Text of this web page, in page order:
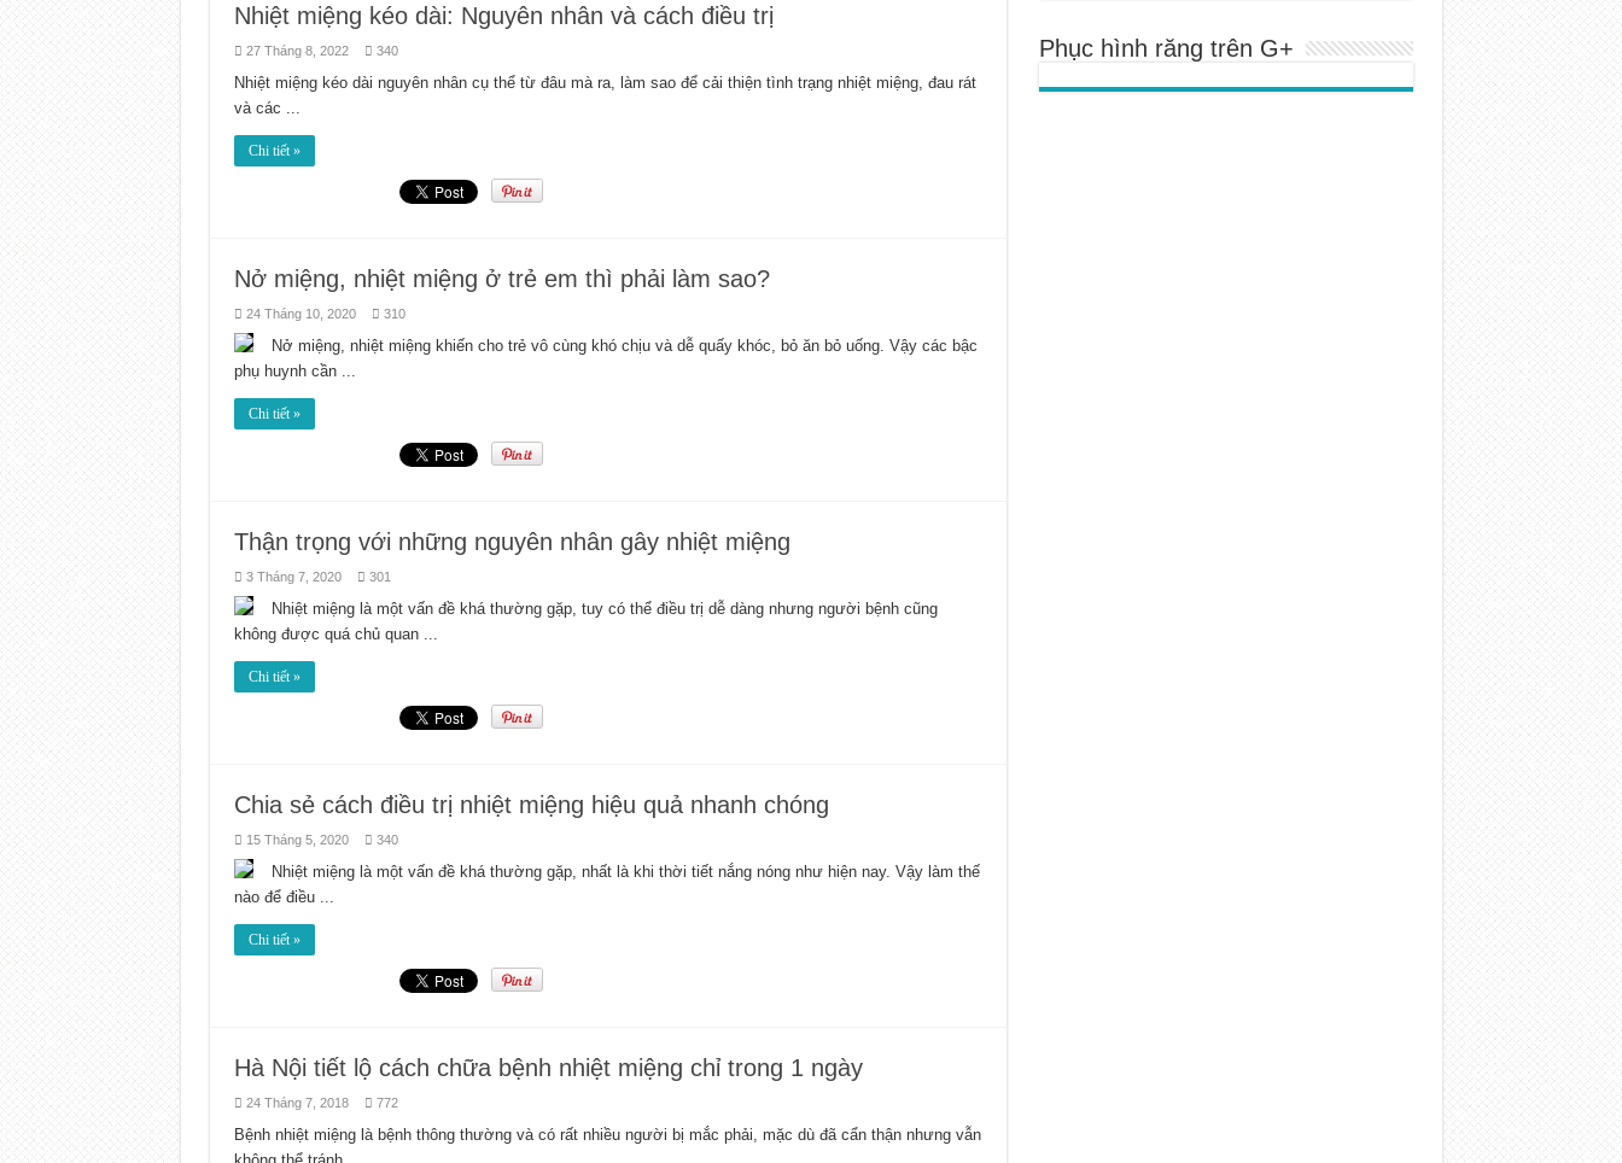
Nhiệt miệng kéo dài: Nguyên nhân và cách điều trị
27 Tháng 8, 2022 340
Nhiệt miệng kéo dài nguyên nhân cụ thể từ đâu mà ra, làm sao để cải thiện tình trạng nhiệt miệng, đau rát
và các ...
Chi tiết »
Nở miệng, nhiệt miệng ở trẻ em thì phải làm sao?
24 Tháng 10, 2020 310
Nở miệng, nhiệt miệng khiến cho trẻ vô cùng khó chịu và dễ quấy khóc, bỏ ăn bỏ uống. Vậy các bậc
phụ huynh cần ...
Chi tiết »
Thận trọng với những nguyên nhân gây nhiệt miệng
3 Tháng 7, 2020 301
Nhiệt miệng là một vấn đề khá thường gặp, tuy có thể điều trị dễ dàng nhưng người bệnh cũng
không được quá chủ quan ...
Chi tiết »
Chia sẻ cách điều trị nhiệt miệng hiệu quả nhanh chóng
15 Tháng 5, 2020 340
Nhiệt miệng là một vấn đề khá thường gặp, nhất là khi thời tiết nắng nóng như hiện nay. Vậy làm thế
nào để điều ...
Chi tiết »
Hà Nội tiết lộ cách chữa bệnh nhiệt miệng chỉ trong 1 ngày
24 Tháng 7, 2018 772
Bệnh nhiệt miệng là bệnh thông thường và có rất nhiều người bị mắc phải, mặc dù đã cẩn thận nhưng vẫn
Phục hình răng trên G+